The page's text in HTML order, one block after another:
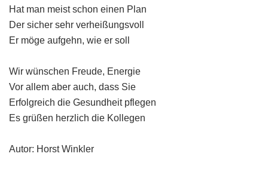
Hat man meist schon einen Plan
Der sicher sehr verheißungsvoll
Er möge aufgehn, wie er soll
Wir wünschen Freude, Energie
Vor allem aber auch, dass Sie
Erfolgreich die Gesundheit pflegen
Es grüßen herzlich die Kollegen
Autor: Horst Winkler